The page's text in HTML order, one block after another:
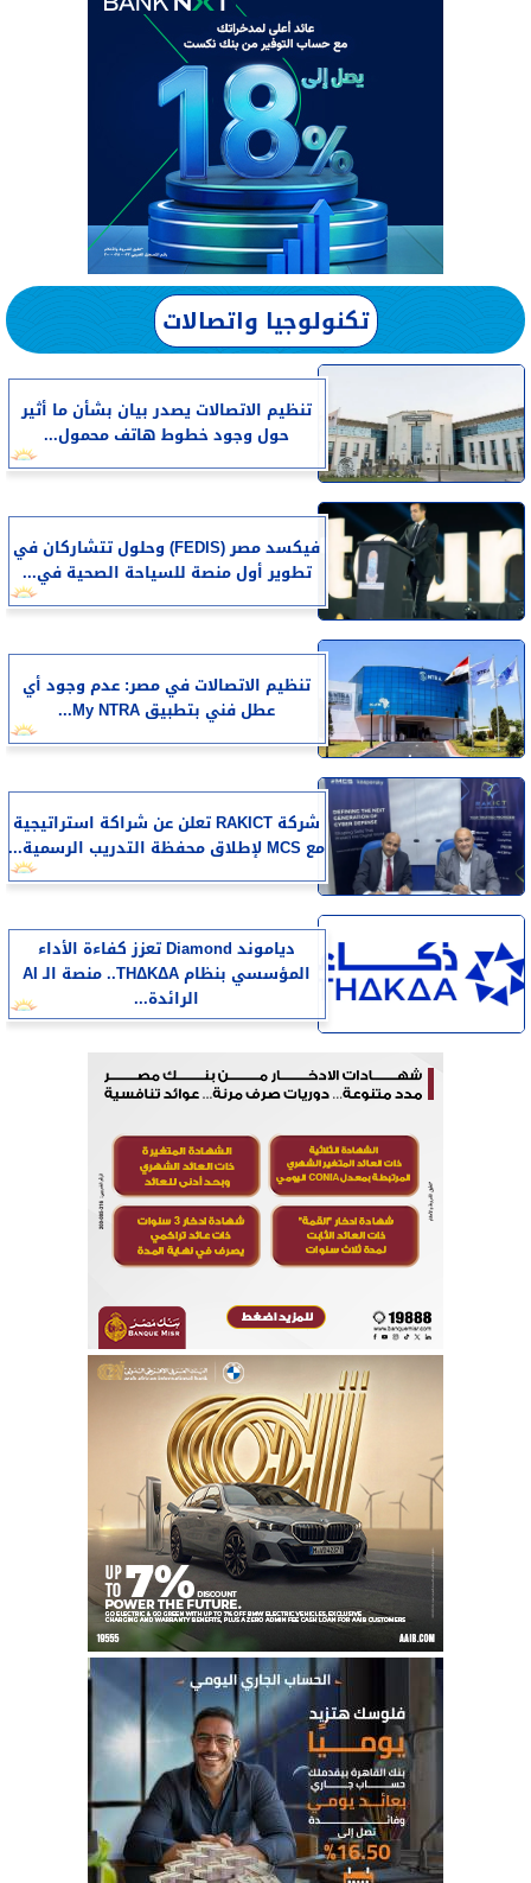
تكنولوجيا واتصالات
تنظيم الاتصالات يصدر بيان بشأن ما أثير
حول وجود خطوط هاتف محمول...
فيكسد مصر (FEDIS) وحلول تتشاركان في
تطوير أول منصة للسياحة الصحية في...
تنظيم الاتصالات في مصر: عدم وجود أي
عطل فني بتطبيق My NTRA...
شركة RAKICT تعلن عن شراكة استراتيجية
مع MCS لإطلاق محفظة التدريب الرسمية...
دياموند Diamond تعزز كفاءة الأداء
المؤسسي بنظام THΔKΔA.. منصة الـ AI
الرائدة...